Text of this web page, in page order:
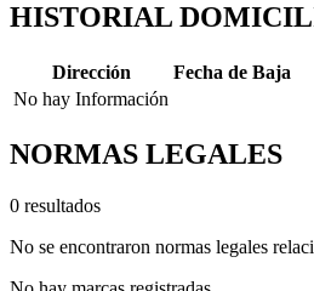
HISTORIAL
Dirección
Fecha de Baja
No hay Información
NORMAS LEGALES
0 resultados
No se encontraron normas legales